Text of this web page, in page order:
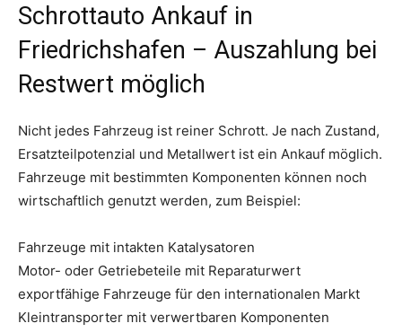
Schrottauto Ankauf in
Friedrichshafen – Auszahlung bei
Restwert möglich
Nicht jedes Fahrzeug ist reiner Schrott. Je nach Zustand,
Ersatzteilpotenzial und Metallwert ist ein Ankauf möglich.
Fahrzeuge mit bestimmten Komponenten können noch
wirtschaftlich genutzt werden, zum Beispiel:
Fahrzeuge mit intakten Katalysatoren
Motor- oder Getriebeteile mit Reparaturwert
exportfähige Fahrzeuge für den internationalen Markt
Kleintransporter mit verwertbaren Komponenten